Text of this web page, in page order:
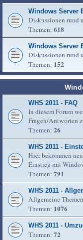
Windows Server
Diskussionen rund
Themen: 618
Windows Server
Diskussionen rund
Themen: 152
WHS 2011 - FAQ
In diesem Forum
Fragen/Antworten
Themen: 26
WHS 2011 -
Hier bekommen
Einstieg mit
Themen: 791
WHS 2011 -
Allgemeine
Themen: 1076
WHS 2011 -
Themen: 72